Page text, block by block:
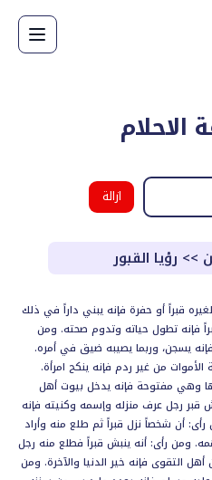
ازالة
البحث
>> رؤيا القبور
قبراً أو حفرة فإنه يبني داراً في ذلك
فإنه تطول حياته وتدوم صحته. ومن
يسجن، وربما يصيبه ضيق في أمره.
من غير ردم فإنه ينكح امرأة.
وهي مفتوحة فإنه يدخل بيوت أهل
قبر رجل عرف منزله وإسمه وكنيته فإنه
أن شخصاً نزل قبراً ثم طلع منه وأراد
ومن رأى: أنه ينبش قبراً فطلع منه رجل
التقوى فإنه خير الدنيا والآخرة. ومن